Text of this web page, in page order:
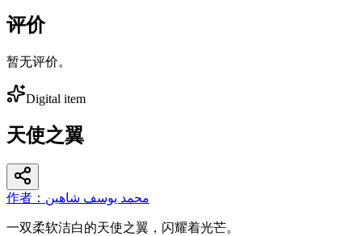
评价
暂无评价。
Digital item
天使之翼
作者：محمد يوسف شاهين
一双柔软洁白的天使之翼，闪耀着光芒。